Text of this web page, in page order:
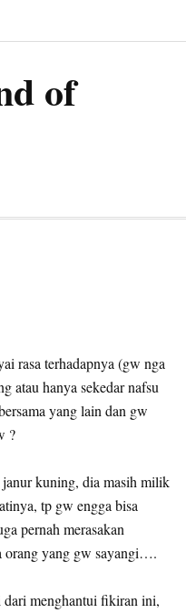
of
rasa terhadapnya (gw nga
atau hanya sekedar nafsu
yang lain dan gw
?
kuning, dia masih milik
tp gw engga bisa
pernah merasakan
orang yang gw sayangi….
menghantui fikiran ini,